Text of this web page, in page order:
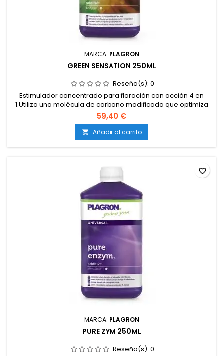
MARCA: PLAGRON
GREEN SENSATION 250ML
Reseña(s): 0
Estimulador concentrado para floración con acción 4 en
1.Utiliza una molécula de carbono modificada que optimiza
fotosíntesis y energía interna.Promueve cogollos más
pesados, compactos y con mejor perfil de
resina.Compatible con tierra, coco e hidroponía.Aporta
efecto protector frente al estrés vegetal.Apto como
complemento al...
59,40 €
 Añadir al carrito
MARCA: PLAGRON
PURE ZYM 250ML
Reseña(s): 0
favorite_border